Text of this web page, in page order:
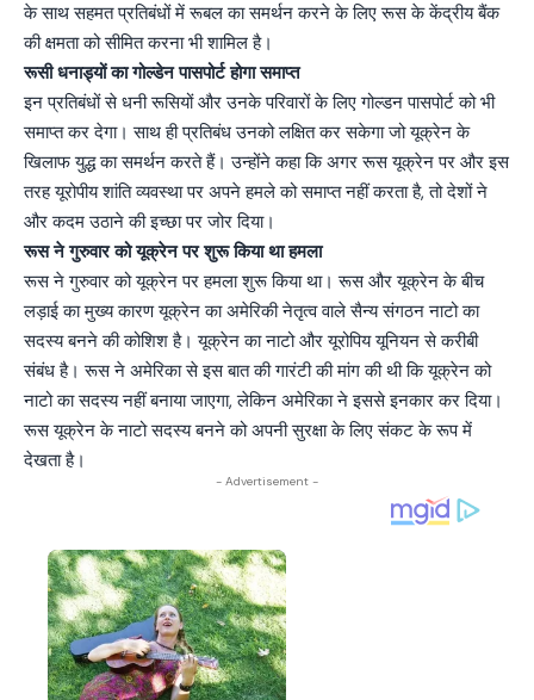
के साथ सहमत प्रतिबंधों में रूबल का समर्थन करने के लिए रूस के केंद्रीय बैंक
की क्षमता को सीमित करना भी शामिल है।
रूसी धनाड्यों का गोल्डेन पासपोर्ट होगा समाप्त
इन प्रतिबंधों से धनी रूसियों और उनके परिवारों के लिए गोल्डन पासपोर्ट को भी
समाप्त कर देगा। साथ ही प्रतिबंध उनको लक्षित कर सकेगा जो यूक्रेन के
खिलाफ युद्ध का समर्थन करते हैं। उन्होंने कहा कि अगर रूस यूक्रेन पर और इस
तरह यूरोपीय शांति व्यवस्था पर अपने हमले को समाप्त नहीं करता है, तो देशों ने
और कदम उठाने की इच्छा पर जोर दिया।
रूस ने गुरुवार को यूक्रेन पर शुरू किया था हमला
रूस ने गुरुवार को यूक्रेन पर हमला शुरू किया था। रूस और यूक्रेन के बीच
लड़ाई का मुख्य कारण यूक्रेन का अमेरिकी नेतृत्व वाले सैन्य संगठन नाटो का
सदस्य बनने की कोशिश है। यूक्रेन का नाटो और यूरोपिय यूनियन से करीबी
संबंध है। रूस ने अमेरिका से इस बात की गारंटी की मांग की थी कि यूक्रेन को
नाटो का सदस्य नहीं बनाया जाएगा, लेकिन अमेरिका ने इससे इनकार कर दिया।
रूस यूक्रेन के नाटो सदस्य बनने को अपनी सुरक्षा के लिए संकट के रूप में
देखता है।
- Advertisement -